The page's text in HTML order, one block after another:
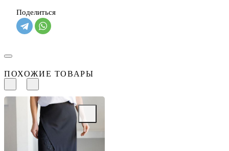
Поделиться
ПОХОЖИЕ ТОВАРЫ